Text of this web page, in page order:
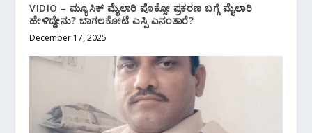
VIDIO – ಮ್ಯೂಸಿಕ್ ಮೈಲಾರಿ ಪೊಕ್ಸೋ ಪ್ರಕರಣ ಬಗ್ಗೆ ಮೈಲಾರಿ
ಹೇಳಿದ್ದೇನು? ಬಾಗಲಕೋಟೆ ಎಸ್ಪಿ ಎನಂತಾರೆ?
December 17, 2025